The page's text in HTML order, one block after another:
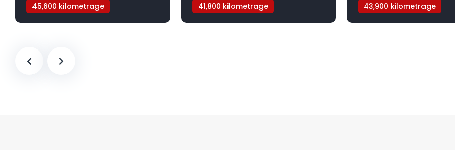
45,600 kilometrage
41,800 kilometrage
43,900 kilometrage